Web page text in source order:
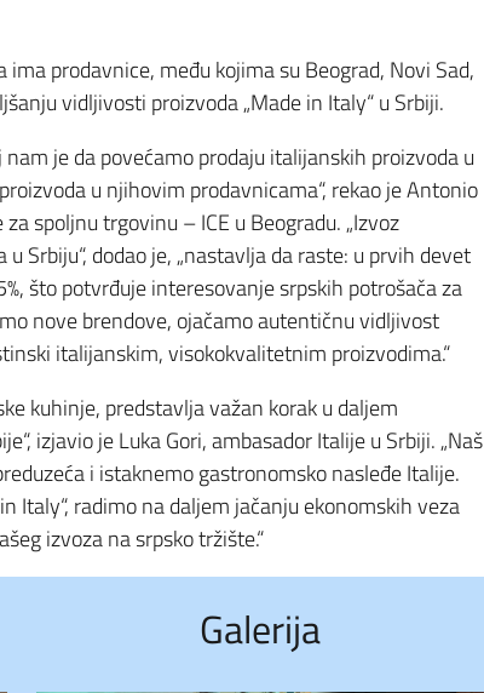
prodavnice, među kojima su Beograd, Novi Sad,
vidljivosti proizvoda „Made in Italy“ u Srbiji.
je da povećamo prodaju italijanskih proizvoda u
u njihovim prodavnicama“, rekao je Antonio
spoljnu trgovinu – ICE u Beogradu. „Izvoz
Srbiju“, dodao je, „nastavlja da raste: u prvih devet
što potvrđuje interesovanje srpskih potrošača za
nove brendove, ojačamo autentičnu vidljivost
italijanskim, visokokvalitetnim proizvodima.“
kuhinje, predstavlja važan korak u daljem
izjavio je Luka Gori, ambasador Italije u Srbiji. „Naš
i istaknemo gastronomsko nasleđe Italije.
Italy“, radimo na daljem jačanju ekonomskih veza
izvoza na srpsko tržište.“
Galerija